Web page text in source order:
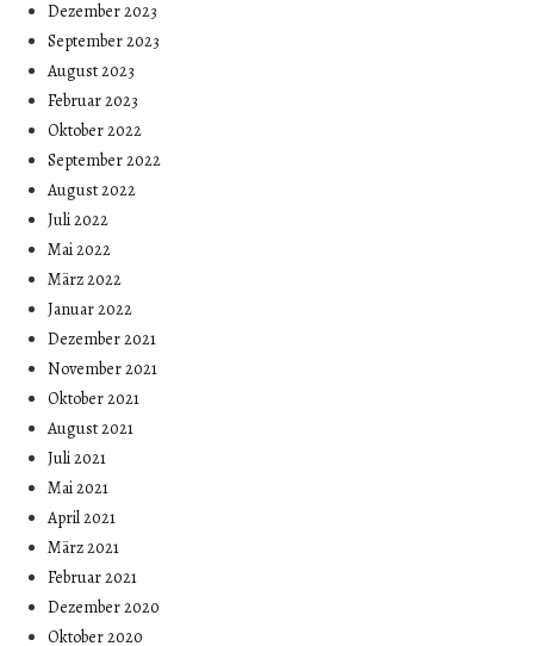
Dezember 2023
September 2023
August 2023
Februar 2023
Oktober 2022
September 2022
August 2022
Juli 2022
Mai 2022
März 2022
Januar 2022
Dezember 2021
November 2021
Oktober 2021
August 2021
Juli 2021
Mai 2021
April 2021
März 2021
Februar 2021
Dezember 2020
Oktober 2020